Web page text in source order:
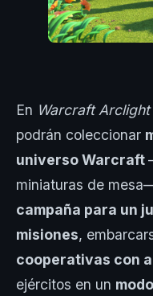
En Warcraft Arclight
podrán coleccionar
universo Warcraft
miniaturas de
campaña para un
misiones,
cooperativas con
ejércitos en un